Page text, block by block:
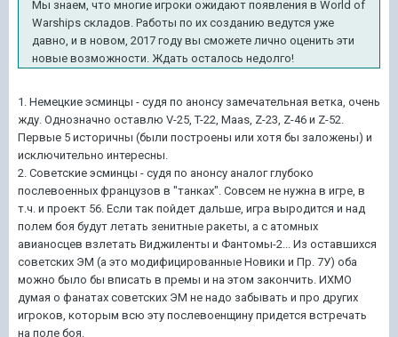
Мы знаем, что многие игроки ожидают появления в World of
Warships складов. Работы по их созданию ведутся уже
давно, и в новом, 2017 году вы сможете лично оценить эти
новые возможности. Ждать осталось недолго!
1. Немецкие эсминцы - судя по анонсу замечательная ветка, очень
жду. Однозначно оставлю V-25, T-22, Maas, Z-23, Z-46 и Z-52.
Первые 5 историчны (были построены или хотя бы заложены) и
исключительно интересны.
2. Советские эсминцы - судя по анонсу аналог глубоко
послевоенных французов в "танках". Совсем не нужна в игре, в
т.ч. и проект 56. Если так пойдет дальше, игра выродится и над
полем боя будут летать зенитные ракеты, а с атомных
авианосцев взлетать Виджиленты и Фантомы-2... Из оставшихся
советских ЭМ (а это модифицированные Новики и Пр. 7У) оба
можно было бы вписать в премы и на этом закончить. ИХМО
думая о фанатах советских ЭМ не надо забывать и про других
игроков, которым всю эту послевоенщину придется встречать
на поле боя.